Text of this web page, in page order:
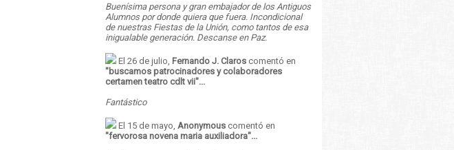
Buenísima persona y gran embajador de los Antiguos
Alumnos por donde quiera que fuera. Incondicional
de nuestras Fiestas de la Unión, como tantos de esa
inigualable generación. Descanse en Paz.
El 26 de julio, Fernando J. Claros comentó en
"buscamos patrocinadores y colaboradores
certamen teatro cdlt vii"...
Fantástico
El 15 de mayo, Anonymous comentó en
"fervorosa novena maria auxiliadora"...